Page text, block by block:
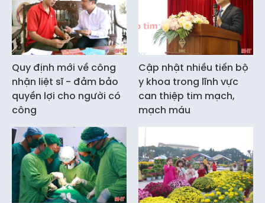
Quy định mới về công
nhận liệt sĩ - đảm bảo
quyền lợi cho người có
công
Cập nhật nhiều tiến bộ
y khoa trong lĩnh vực
can thiệp tim mạch,
mạch máu